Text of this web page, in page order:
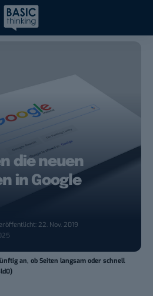
die neuen
in Google
22. Nov. 2019
an, ob Seiten langsam oder schnell